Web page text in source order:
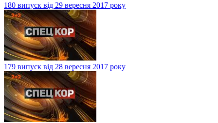
180 випуск від 29 вересня 2017 року
179 випуск від 28 вересня 2017 року